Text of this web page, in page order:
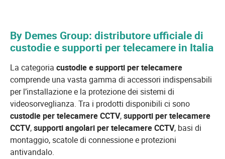
By Demes Group: distributore ufficiale di
custodie e supporti per telecamere in Italia
La categoria custodie e supporti per telecamere
comprende una vasta gamma di accessori indispensabili
per l’installazione e la protezione dei sistemi di
videosorveglianza. Tra i prodotti disponibili ci sono
custodie per telecamere CCTV,supporti per telecamere
CCTV,supporti angolari per telecamere CCTV, basi di
montaggio, scatole di connessione e protezioni
antivandalo.